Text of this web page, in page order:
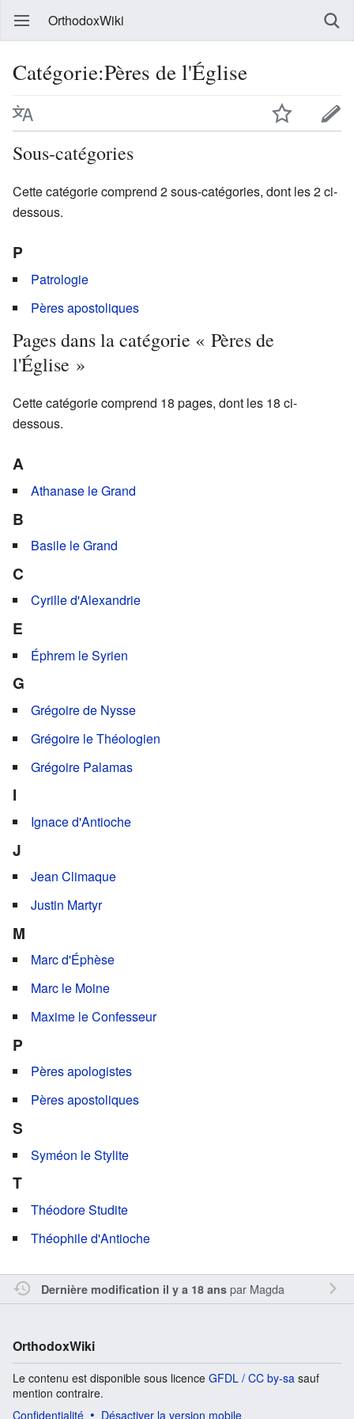
OrthodoxWiki
Catégorie:Pères de l'Église
Sous-catégories
Cette catégorie comprend 2 sous-catégories, dont les 2 ci-
dessous.
P
Patrologie
Pères apostoliques
Pages dans la catégorie « Pères de
l'Église »
Cette catégorie comprend 18 pages, dont les 18 ci-
dessous.
A
Athanase le Grand
B
Basile le Grand
C
Cyrille d'Alexandrie
E
Éphrem le Syrien
G
Grégoire de Nysse
Grégoire le Théologien
Grégoire Palamas
I
Ignace d'Antioche
J
Jean Climaque
Justin Martyr
M
Marc d'Éphèse
Marc le Moine
Maxime le Confesseur
P
Pères apologistes
Pères apostoliques
S
Syméon le Stylite
T
Théodore Studite
Théophile d'Antioche
Dernière modification il y a 18 anspar Magda
OrthodoxWiki
Le contenu est disponible sous licence GFDL / CC by-sa sauf
mention contraire.
Confidentialité
Désactiver la version mobile